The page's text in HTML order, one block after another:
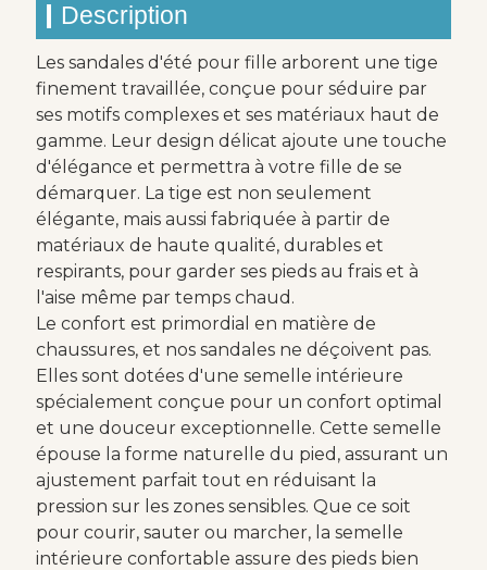
Description
Les sandales d'été pour fille arborent une tige
finement travaillée, conçue pour séduire par
ses motifs complexes et ses matériaux haut de
gamme. Leur design délicat ajoute une touche
d'élégance et permettra à votre fille de se
démarquer. La tige est non seulement
élégante, mais aussi fabriquée à partir de
matériaux de haute qualité, durables et
respirants, pour garder ses pieds au frais et à
l'aise même par temps chaud.
Le confort est primordial en matière de
chaussures, et nos sandales ne déçoivent pas.
Elles sont dotées d'une semelle intérieure
spécialement conçue pour un confort optimal
et une douceur exceptionnelle. Cette semelle
épouse la forme naturelle du pied, assurant un
ajustement parfait tout en réduisant la
pression sur les zones sensibles. Que ce soit
pour courir, sauter ou marcher, la semelle
intérieure confortable assure des pieds bien